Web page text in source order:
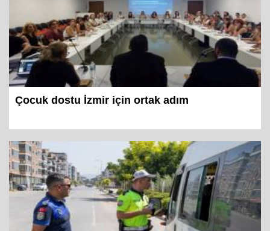
Çocuk dostu İzmir için ortak adım